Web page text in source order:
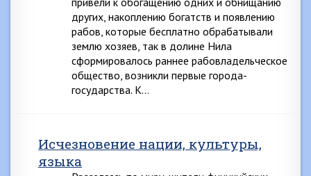
других, накоплению богатств и появлению
рабов, которые бесплатно обрабатывали
землю хозяев, так в долине Нила
сформировалось раннее рабовладельческое
общество, возникли первые города-
государства. К…
Исчезновение нации, культуры,
языка